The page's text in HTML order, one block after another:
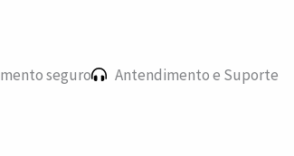
seguro
Antendimento e Suporte